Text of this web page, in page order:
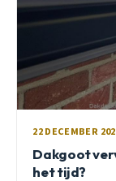
22 DECEMBER
Dakgoot
het tijd?